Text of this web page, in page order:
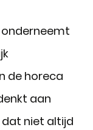
onderneemt
de horeca
aan
dat niet altijd